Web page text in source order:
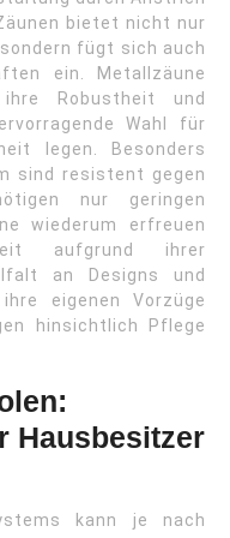
bietet nicht nur
fügt sich auch
ein. Metallzäune
Robustheit und
Wahl für
legen. Besonders
sind resistent gegen
nur geringen
wiederum erfreuen
aufgrund ihrer
an Designs und
eigenen Vorzüge
hinsichtlich Pflege
Hausbesitzer
kann je nach